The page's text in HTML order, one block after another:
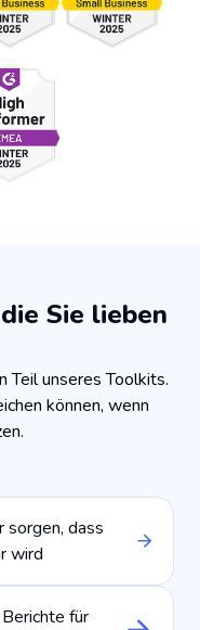
Sie lieben
Teil unseres Toolkits.
können, wenn
sorgen, dass
wird
für